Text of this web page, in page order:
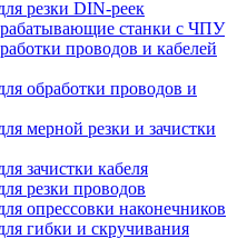
резки DIN-реек
станки с ЧПУ
проводов и кабелей
обработки проводов и
мерной резки и зачистки
зачистки кабеля
резки проводов
опрессовки наконечников
гибки и скручивания